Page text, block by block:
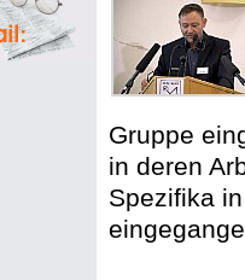
Gruppe
in deren
Spezifika